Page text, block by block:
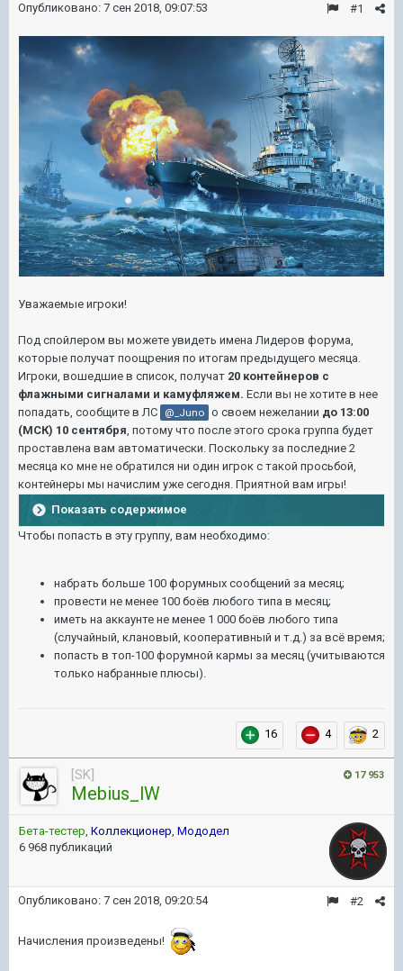
#1
Опубликовано: 7 сен 2018, 09:07:53
Уважаемые игроки!
Под спойлером вы можете увидеть имена Лидеров форума,
которые получат поощрения по итогам предыдущего месяца.
Игроки, вошедшие в список, получат 20 контейнеров с
флажными сигналами и камуфляжем. Если вы не хотите в нее
попадать, сообщите в ЛС
@_Juno о своем нежелании до 13:00
(МСК) 10 сентября , потому что после этого срока группа будет
проставлена вам автоматически. Поскольку за последние 2
месяца ко мне не обратился ни один игрок с такой просьбой,
контейнеры мы начислим уже сегодня. Приятной вам игры!
Показать содержимое
Чтобы попасть в эту группу, вам необходимо:
набрать больше 100 форумных сообщений за месяц;
провести не менее 100 боёв любого типа в месяц;
иметь на аккаунте не менее 1 000 боёв любого типа
(случайный, клановый, кооперативный и т.д.) за всё время;
попасть в топ-100 форумной кармы за месяц (учитываются
только набранные плюсы).
16 4 2
17 953
[SK]
Mebius_lW
Бета-тестер, Коллекционер, Мододел
6 968 публикаций
#2
Опубликовано: 7 сен 2018, 09:20:54
Начисления произведены!